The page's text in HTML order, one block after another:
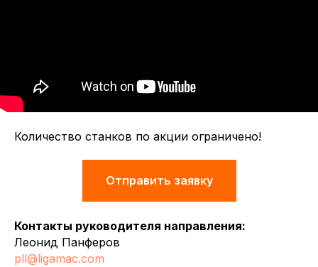
Количество станков по акции ограничено!
Отправить заявку
Контакты руководителя направления:
Леонид Панферов
pll@ligamac.com